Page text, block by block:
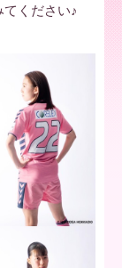
ください♪